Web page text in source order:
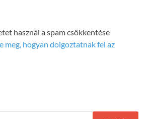
használ a spam csökkentése
meg, hogyan dolgoztatnak fel az